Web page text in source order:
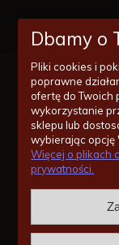
Masz pytania
Dbamy o
Pliki cookies i
poprawne
ofertę do Twoich
wykorzystanie
sklepu lub
wybierając opcję
Więcej o plikach
prywatności.